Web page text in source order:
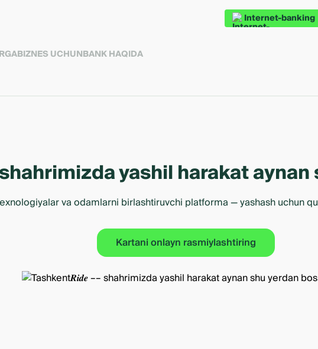
Internet-banking
BIZNES UCHUNBANK HAQIDA
shahrimizda yashil harakat
va odamlarni birlashtiruvchi platforma — yashash uchun
Kartani onlayn rasmiylashtiring